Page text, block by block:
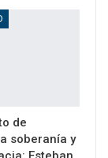
de
soberanía y